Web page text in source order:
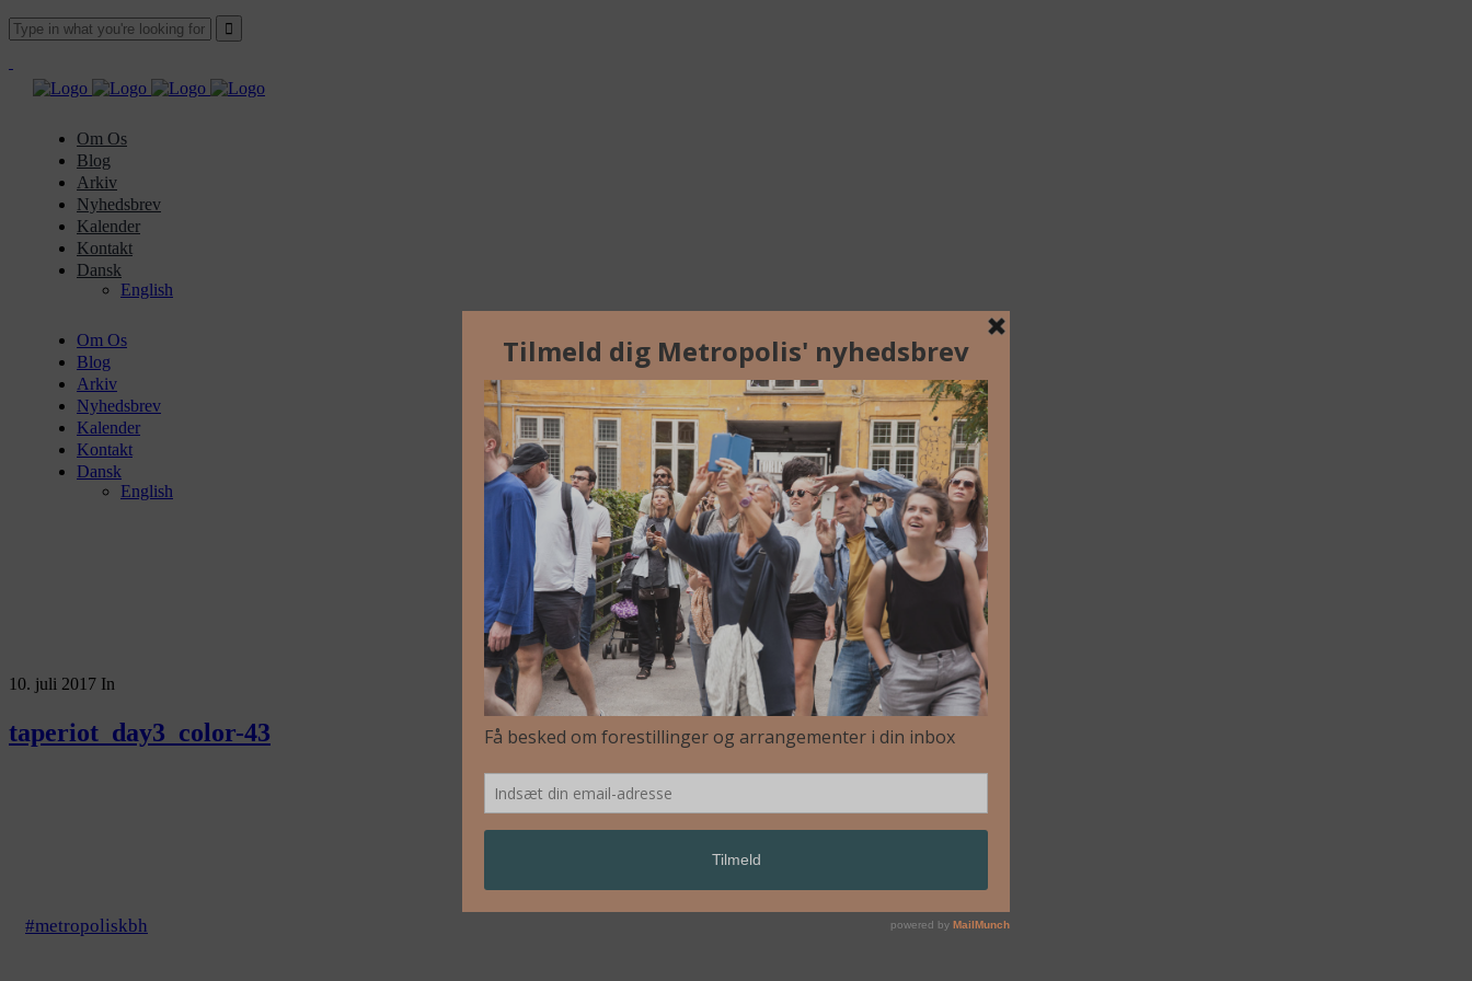
Om Os
Blog
Arkiv
Nyhedsbrev
Kalender
Kontakt
Dansk
English
Om Os
Blog
Arkiv
Nyhedsbrev
Kalender
Kontakt
Dansk
English
10. juli 2017 In
taperiot_day3_color-43
#metropoliskbh